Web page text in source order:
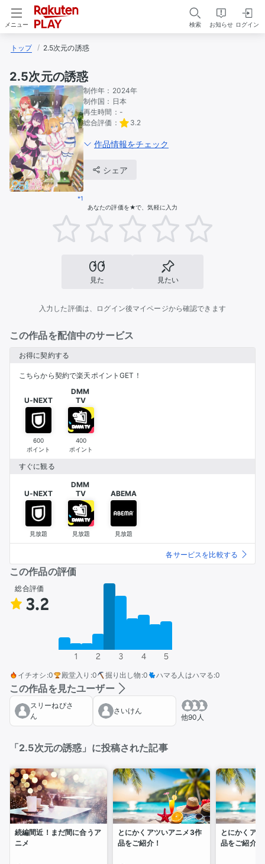
メニュー 検索 お知らせ ログイン
トップ 2.5次元の誘惑
2.5次元の誘惑
*1
制作年： 2024年
制作国： 日本
再生時間： -
総合評価：
3.2
作品情報をチェック
シェア
あなたの評価を★で、気軽に入力
見た 見たい
入力した評価は、ログイン後マイページから確認できます
この作品を配信中のサービス
お得に契約する
こちらから契約で楽天ポイントGET！
U-NEXT
600
ポイント
DMM
TV
400
ポイント
すぐに観る
U-NEXT
見放題
DMM
TV
見放題
ABEMA
見放題
各サービスを比較する
この作品の評価
総合評価
3.2
1 2 3 4 5
イチオシ :0 殿堂入り :0 掘り出し物 :0 ハマる人はハマる:0
この作品を見たユーザー
スリーねぴさ
ん
さいけん
他90人
「2.5次元の誘惑」に投稿された記事
続編間近！まだ間に合うア
ニメ
とにかくアツいアニメ3作
品をご紹介！
とにかくア
品をご紹介！